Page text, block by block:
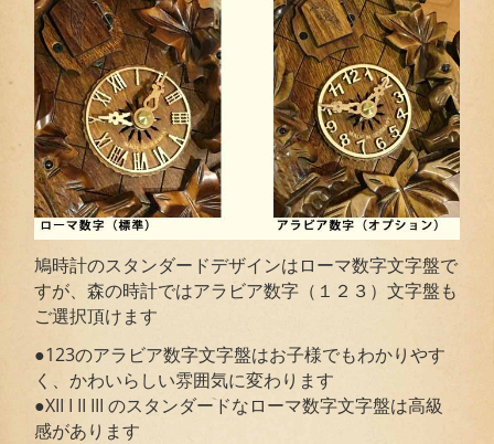
鳩時計のスタンダードデザインはローマ数字文字盤で
すが、森の時計ではアラビア数字（１２３）文字盤も
ご選択頂けます
●123のアラビア数字文字盤はお子様でもわかりやす
く、かわいらしい雰囲気に変わります
●XII I II III のスタンダードなローマ数字文字盤は高級
感があります